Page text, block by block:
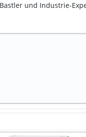
und Industrie-